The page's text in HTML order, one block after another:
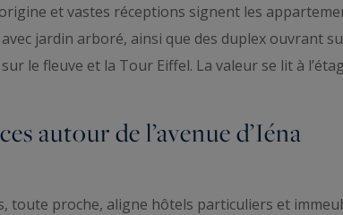
et vastes réceptions signent les
jardin arboré, ainsi que des duplex ouvrant
le fleuve et la Tour Eiffel. La valeur se lit à
autour de l’avenue d’Iéna
toute proche, aligne hôtels particuliers et